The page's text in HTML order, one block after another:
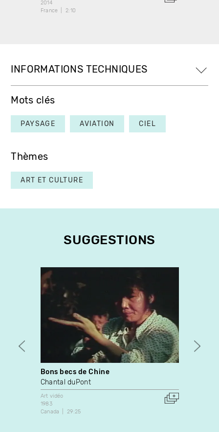
2014
France
2:10
INFORMATIONS TECHNIQUES
Mots clés
PAYSAGE AVIATION CIEL
Thèmes
ART ET CULTURE
SUGGESTIONS
Bons becs de Chine
Chantal duPont
Art vidéo
1983
Canada
29:25